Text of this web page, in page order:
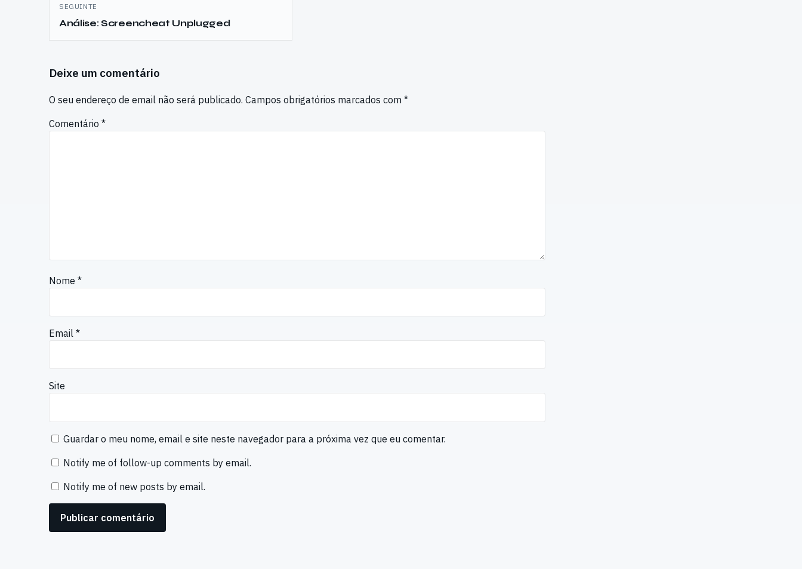
SEGUINTE
Análise: Screencheat Unplugged
Deixe um comentário
O seu endereço de email não será publicado. Campos obrigatórios marcados com *
Comentário *
Nome *
Email *
Site
Guardar o meu nome, email e site neste navegador para a próxima vez que eu comentar.
Notify me of follow-up comments by email.
Notify me of new posts by email.